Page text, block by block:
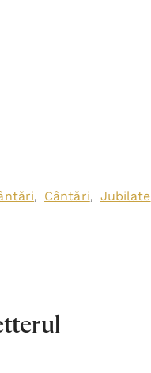
, Cântări, Jubilate